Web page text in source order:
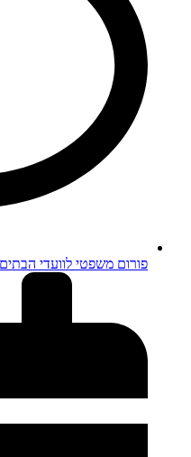
פורום משפטי לוועדי הבתים